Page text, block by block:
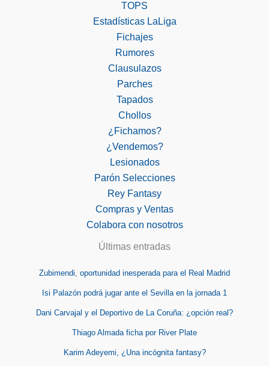
TOPS
Estadísticas LaLiga
Fichajes
Rumores
Clausulazos
Parches
Tapados
Chollos
¿Fichamos?
¿Vendemos?
Lesionados
Parón Selecciones
Rey Fantasy
Compras y Ventas
Colabora con nosotros
Últimas entradas
Zubimendi, oportunidad inesperada para el Real Madrid
Isi Palazón podrá jugar ante el Sevilla en la jornada 1
Dani Carvajal y el Deportivo de La Coruña: ¿opción real?
Thiago Almada ficha por River Plate
Karim Adeyemi, ¿Una incógnita fantasy?